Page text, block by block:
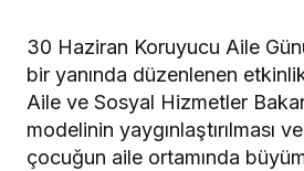
30 Haziran Koruyucu Aile
bir yanında düzenlenen
Aile ve Sosyal Hizmetler
modelinin yaygınlaştırılması
çocuğun aile ortamında